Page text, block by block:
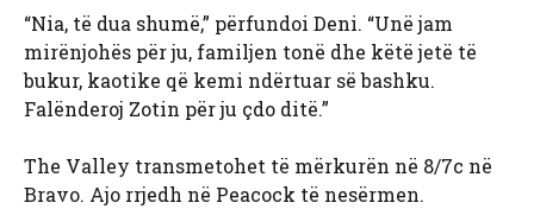
“Nia, të dua shumë,” përfundoi Deni. “Unë jam
mirënjohës për ju, familjen tonë dhe këtë jetë të
bukur, kaotike që kemi ndërtuar së bashku.
Falënderoj Zotin për ju çdo ditë.”
The Valley transmetohet të mërkurën në 8/7c në
Bravo. Ajo rrjedh në Peacock të nesërmen.